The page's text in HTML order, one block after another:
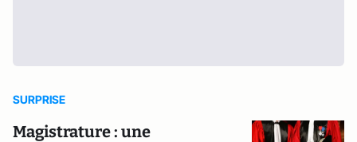
SURPRISE
Magistrature : une